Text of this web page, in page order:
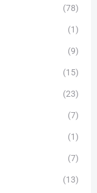
(78)
(1)
(9)
(15)
(23)
(7)
(1)
(7)
(13)